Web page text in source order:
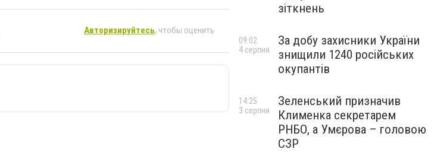
Авторизируйтесь, чтобы оценить
зіткнень
За добу захисники України
знищили 1240 російських
окупантів
09:02
4 серпня
Зеленський призначив
Клименка секретарем
РНБО, а Умєрова – головою
СЗР
14:25
3 серпня